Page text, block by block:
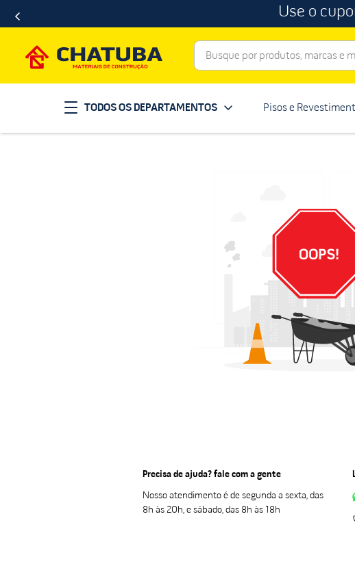
Use o
Busque por produtos, marcas e
TODOS OS DEPARTAMENTOS Pisos e
Precisa de ajuda? fale com a gente
Nosso atendimento é de segunda a sexta, das
8h às 20h, e sábado, das 8h às 18h
1 º porcelanato
2º telha
massa corrida
chuveiro
vaso sanitário
porta alumínio